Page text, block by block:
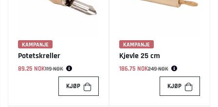
KAMPANJE
Potetskreller
89.25 NOK
Vanlig pris:119 NOK
KJØP
KAMPANJE
Kjevle 25 cm
186.75 NOK
Vanlig pris:249 NOK
KJØP